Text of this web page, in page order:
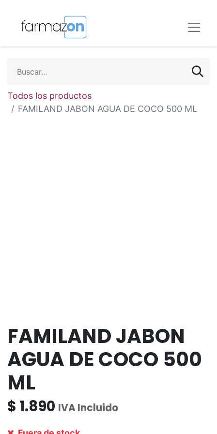
Todos los productos
FAMILAND JABON AGUA DE COCO 500 ML
FAMILAND JABON
AGUA DE COCO 500
ML
$ 1.890 IVA Incluido